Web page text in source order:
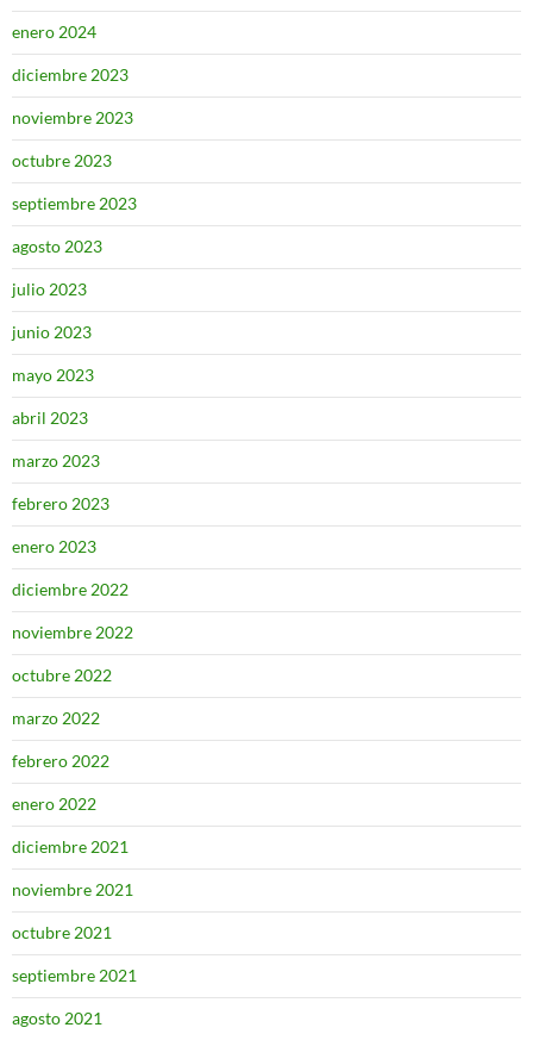
enero 2024
diciembre 2023
noviembre 2023
octubre 2023
septiembre 2023
agosto 2023
julio 2023
junio 2023
mayo 2023
abril 2023
marzo 2023
febrero 2023
enero 2023
diciembre 2022
noviembre 2022
octubre 2022
marzo 2022
febrero 2022
enero 2022
diciembre 2021
noviembre 2021
octubre 2021
septiembre 2021
agosto 2021